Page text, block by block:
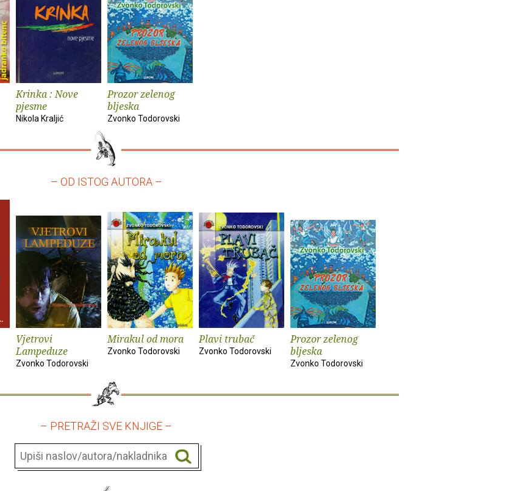
Krinka : Nove
pjesme
Nikola Kraljić
Prozor zelenog
bljeska
Zvonko Todorovski
– OD ISTOG AUTORA –
Vjetrovi
Lampeduze
Zvonko Todorovski
Mirakul od mora
Zvonko Todorovski
Plavi trubač
Zvonko Todorovski
Prozor zelenog
bljeska
Zvonko Todorovski
– PRETRAŽI SVE KNJIGE –